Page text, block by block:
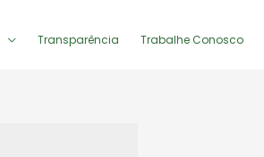
Transparência Trabalhe Conosco